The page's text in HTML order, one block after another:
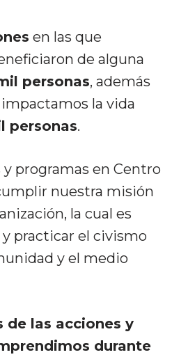
en las que
de alguna
personas, además
la vida
personas.
y programas en Centro
nuestra misión
la cual es
practicar el civismo
y el medio
de las acciones y
durante